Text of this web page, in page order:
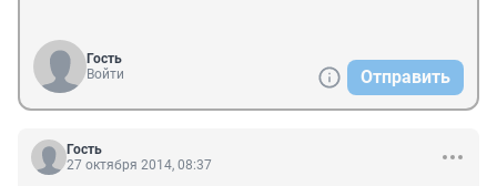
Гость
Войти
Отправить
Гость
27 октября 2014, 08:37